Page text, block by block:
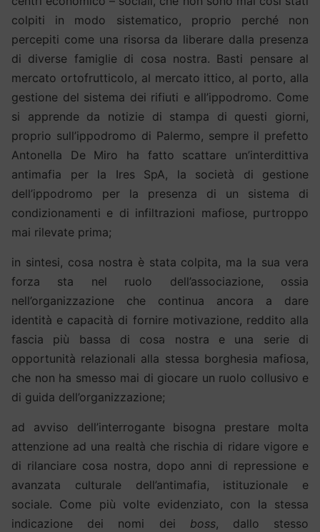
colpiti in modo sistematico, proprio perché non
percepiti come una risorsa da liberare dalla presenza
di diverse famiglie di cosa nostra. Basti pensare al
mercato ortofrutticolo, al mercato ittico, al porto, alla
gestione del sistema dei rifiuti e all’ippodromo. Come
si apprende da notizie di stampa di questi giorni,
proprio sull’ippodromo di Palermo, sempre il prefetto
Antonella De Miro ha fatto scattare un’interdittiva
antimafia per la Ires SpA, la società di gestione
dell’ippodromo per la presenza di un sistema di
condizionamenti e di infiltrazioni mafiose, purtroppo
mai rilevate prima;
in sintesi, cosa nostra è stata colpita, ma la sua vera
forza sta nel ruolo dell’associazione, ossia
nell’organizzazione che continua ancora a dare
identità e capacità di fornire motivazione, reddito alla
fascia più bassa di cosa nostra e una serie di
opportunità relazionali alla stessa borghesia mafiosa,
che non ha smesso mai di giocare un ruolo collusivo e
di guida dell’organizzazione;
ad avviso dell’interrogante bisogna prestare molta
attenzione ad una realtà che rischia di ridare vigore e
di rilanciare cosa nostra, dopo anni di repressione e
avanzata culturale dell’antimafia, istituzionale e
sociale. Come più volte evidenziato, con la stessa
indicazione dei nomi dei boss, dallo stesso